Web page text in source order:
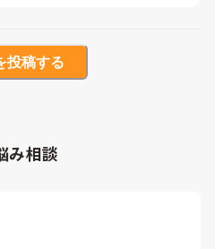
投稿する
み相談